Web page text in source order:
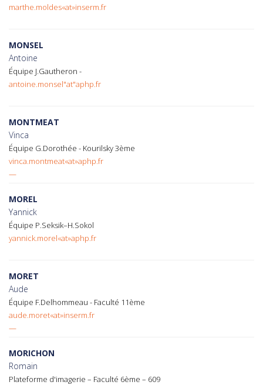
marthe.moldes«at»inserm.fr
MONSEL
Antoine
Équipe J.Gautheron -
antoine.monsel"at"aphp.fr
MONTMEAT
Vinca
Équipe G.Dorothée - Kourilsky 3ème
vinca.montmeat«at»aphp.fr
—
MOREL
Yannick
Équipe P.Seksik–H.Sokol
yannick.morel«at»aphp.fr
MORET
Aude
Équipe F.Delhommeau - Faculté 11ème
aude.moret«at»inserm.fr
—
MORICHON
Romain
Plateforme d'imagerie – Faculté 6ème – 609